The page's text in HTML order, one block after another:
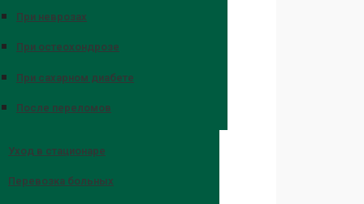
При неврозах
При остеохондрозе
При сахарном диабете
После переломов
Уход в стационаре
Перевозка больных